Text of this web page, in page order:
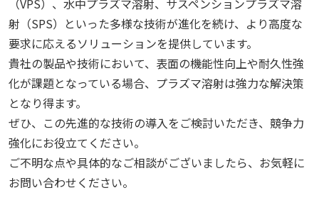
射（SPS）といった多様な技術が進化を続け、より高度な
要求に応えるソリューションを提供しています。
貴社の製品や技術において、表面の機能性向上や耐久性強
化が課題となっている場合、プラズマ溶射は強力な解決策
となり得ます。
ぜひ、この先進的な技術の導入をご検討いただき、競争力
強化にお役立てください。
ご不明な点や具体的なご相談がございましたら、お気軽に
お問い合わせください。